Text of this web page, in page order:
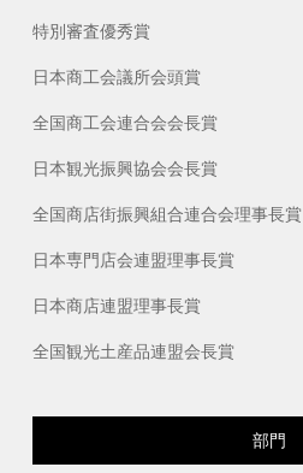
特別審査優秀賞
日本商工会議所会頭賞
全国商工会連合会会長賞
日本観光振興協会会長賞
全国商店街振興組合連合会理事長賞
日本専門店会連盟理事長賞
日本商店連盟理事長賞
全国観光土産品連盟会長賞
部門